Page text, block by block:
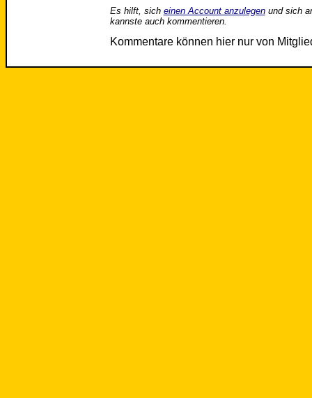
Es hilft, sich einen Account anzulegenund sich
kannste auch kommentieren.
Kommentare können hier nur von